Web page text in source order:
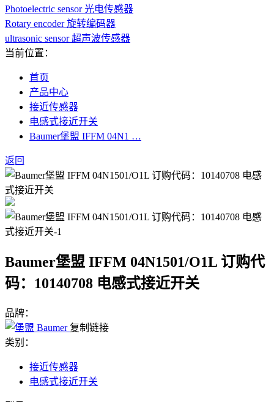
Photoelectric sensor 光电传感器
Rotary encoder 旋转编码器
ultrasonic sensor 超声波传感器
当前位置：
首页
产品中心
接近传感器
电感式接近开关
Baumer堡盟 IFFM 04N1 …
返回
Baumer堡盟 IFFM 04N1501/O1L 订购代
码：10140708 电感式接近开关
品牌：
复制链接
类别：
接近传感器
电感式接近开关